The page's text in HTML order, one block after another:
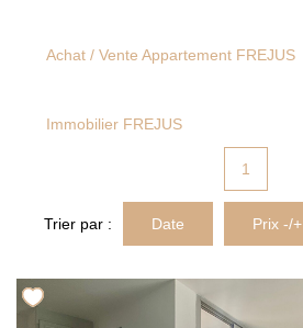
Achat / Vente Appartement FREJUS
Immobilier FREJUS
1
Trier par : Date Prix -/+